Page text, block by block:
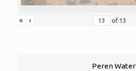
« ‹ of 13
Peren Water